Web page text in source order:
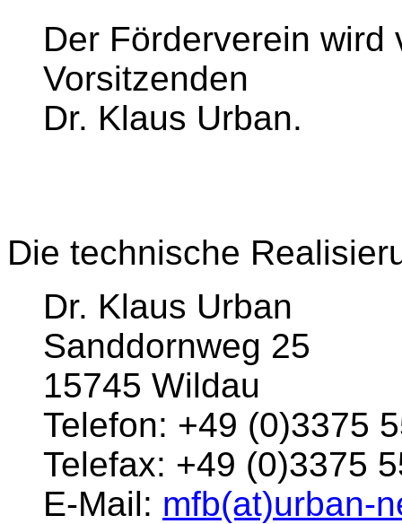
Der Förderverein wird
Vorsitzenden
Dr. Klaus Urban.
Die technische
Dr. Klaus Urban
Sanddornweg 25
15745 Wildau
Telefon: +49 (0)3375
Telefax: +49 (0)3375
E-Mail: mfb(at)urban-